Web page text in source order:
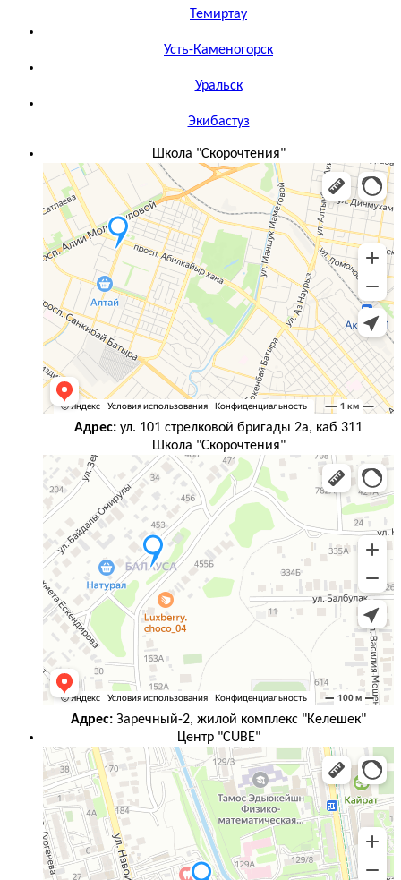
Темиртау
Усть-Каменогорск
Уральск
Экибастуз
Школа "Скорочтения"
Адрес: ул. 101 стрелковой бригады 2а, каб 311
Школа "Скорочтения"
Адрес: Заречный-2, жилой комплекс "Келешек"
Центр "CUBE"